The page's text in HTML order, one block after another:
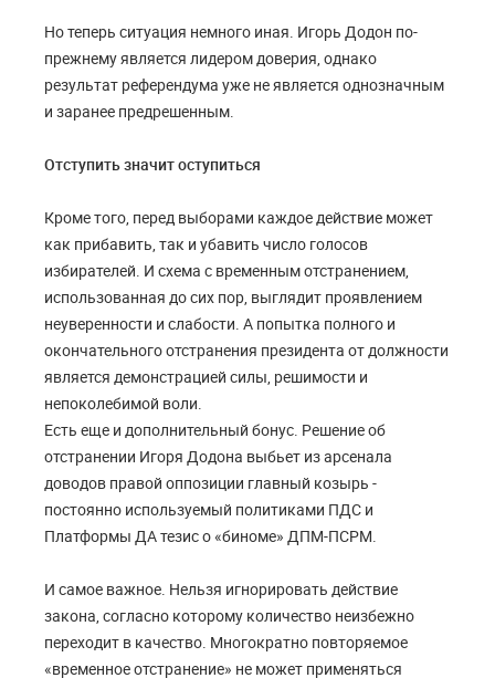
Но теперь ситуация немного иная. Игорь Додон по-
прежнему является лидером доверия, однако
результат референдума уже не является однозначным
и заранее предрешенным.
Отступить значит оступиться
Кроме того, перед выборами каждое действие может
как прибавить, так и убавить число голосов
избирателей. И схема с временным отстранением,
использованная до сих пор, выглядит проявлением
неуверенности и слабости. А попытка полного и
окончательного отстранения президента от должности
является демонстрацией силы, решимости и
непоколебимой воли.
Есть еще и дополнительный бонус. Решение об
отстранении Игоря Додона выбьет из арсенала
доводов правой оппозиции главный козырь -
постоянно используемый политиками ПДС и
Платформы ДА тезис о «биноме» ДПМ-ПСРМ.
И самое важное. Нельзя игнорировать действие
закона, согласно которому количество неизбежно
переходит в качество. Многократно повторяемое
«временное отстранение» не может применяться